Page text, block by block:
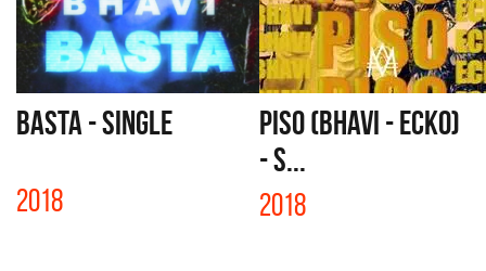
BASTA - SINGLE
2018
PISO (BHAVI - ECKO)
- S...
2018